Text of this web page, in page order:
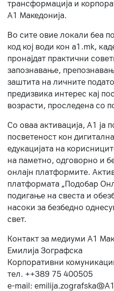
трансформација и
А1 Македонија.
Во сите овие локали беа
код кој води кон a1.mk,
пронајдат практични
запознавање,
заштита на личните
предизвика интерес кај
возрасти, проследена со
Со оваа активација, А1 ја
посветеност кон
едукацијата на
на паметно, одговорно и
онлајн платформите.
платформата „Подобар
подигање на свеста и
насоки за безбедно
свет.
Контакт за медиуми А1
Емилија Зографска
Корпоративни
тел. ++389 75 400505
e-mail: